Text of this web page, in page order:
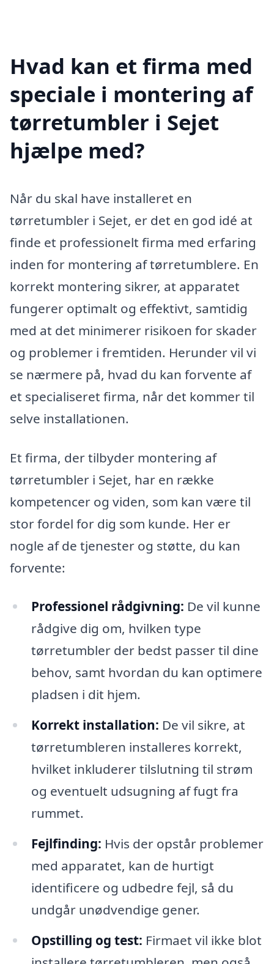
Hvad kan et firma med
speciale i montering af
tørretumbler i Sejet
hjælpe med?
Når du skal have installeret en
tørretumbler i Sejet, er det en god idé at
finde et professionelt firma med erfaring
inden for montering af tørretumblere. En
korrekt montering sikrer, at apparatet
fungerer optimalt og effektivt, samtidig
med at det minimerer risikoen for skader
og problemer i fremtiden. Herunder vil vi
se nærmere på, hvad du kan forvente af
et specialiseret firma, når det kommer til
selve installationen.
Et firma, der tilbyder montering af
tørretumbler i Sejet, har en række
kompetencer og viden, som kan være til
stor fordel for dig som kunde. Her er
nogle af de tjenester og støtte, du kan
forvente:
Professionel rådgivning: De vil kunne
rådgive dig om, hvilken type
tørretumbler der bedst passer til dine
behov, samt hvordan du kan optimere
pladsen i dit hjem.
Korrekt installation: De vil sikre, at
tørretumbleren installeres korrekt,
hvilket inkluderer tilslutning til strøm
og eventuelt udsugning af fugt fra
rummet.
Fejlfinding: Hvis der opstår problemer
med apparatet, kan de hurtigt
identificere og udbedre fejl, så du
undgår unødvendige gener.
Opstilling og test: Firmaet vil ikke blot